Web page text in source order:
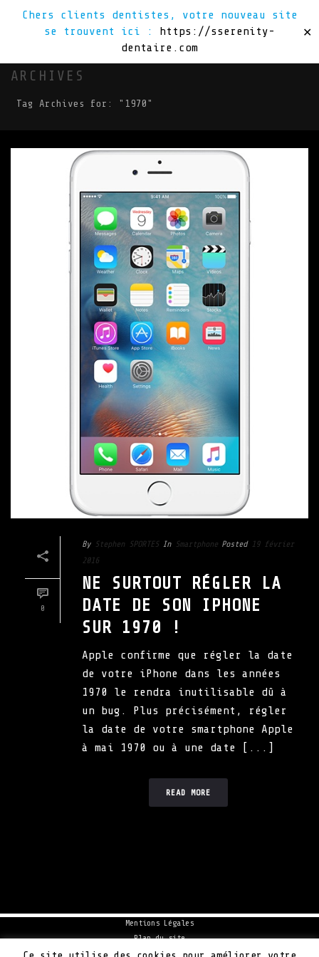
Chers clients dentistes, votre nouveau site
se trouvent ici : https://sserenity-
dentaire.com
✕
ARCHIVES
Tag Archives for: "1970"
0
By Stephen SPORTES In Smartphone Posted 19 février
2016
NE SURTOUT RÉGLER LA
DATE DE SON IPHONE
SUR 1970 !
Apple confirme que régler la date
de votre iPhone dans les années
1970 le rendra inutilisable dû à
un bug. Plus précisément, régler
la date de votre smartphone Apple
à mai 1970 ou à une date [...]
READ MORE
Mentions Légales
Plan du site
Politique de cookie